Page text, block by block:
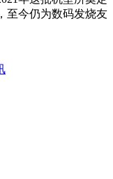
至今仍为数码发烧友